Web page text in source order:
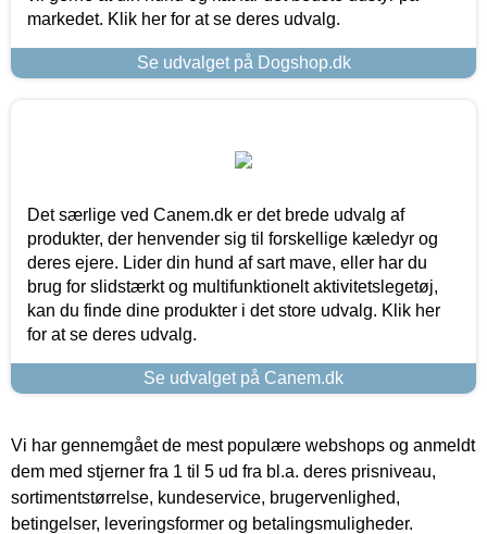
markedet. Klik her for at se deres udvalg.
Se udvalget på Dogshop.dk
Det særlige ved Canem.dk er det brede udvalg af
produkter, der henvender sig til forskellige kæledyr og
deres ejere. Lider din hund af sart mave, eller har du
brug for slidstærkt og multifunktionelt aktivitetslegetøj,
kan du finde dine produkter i det store udvalg. Klik her
for at se deres udvalg.
Se udvalget på Canem.dk
Vi har gennemgået de mest populære webshops og anmeldt
dem med stjerner fra 1 til 5 ud fra bl.a. deres prisniveau,
sortimentstørrelse, kundeservice, brugervenlighed,
betingelser, leveringsformer og betalingsmuligheder.